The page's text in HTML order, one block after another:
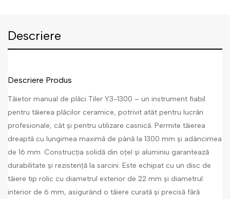
Descriere
Descriere Produs
Tăietor manual de plăci Tiler Y3-1300 – un instrument fiabil
pentru tăierea plăcilor ceramice, potrivit atât pentru lucrări
profesionale, cât și pentru utilizare casnică. Permite tăierea
dreaptă cu lungimea maximă de până la 1300 mm și adâncimea
de 16 mm. Construcția solidă din oțel și aluminiu garantează
durabilitate și rezistență la sarcini. Este echipat cu un disc de
tăiere tip rolic cu diametrul exterior de 22 mm și diametrul
interior de 6 mm, asigurând o tăiere curată și precisă fără